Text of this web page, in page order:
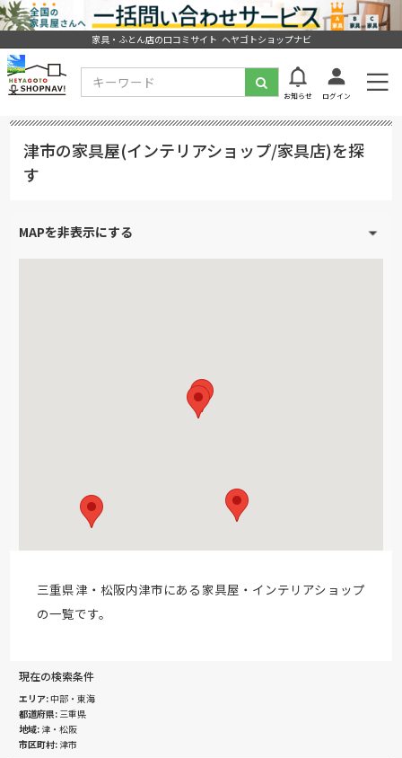
家具・ふとん店の口コミサイト ヘヤゴトショップナビ
お知らせ ログイン
津市の家具屋(インテリアショップ/家具店)を探
す
三重県津・松阪内津市にある家具屋・インテリアショップ
の一覧です。
現在の検索条件
エリア 中部・東海
都道府県 三重県
地域 津・松阪
市区町村 津市